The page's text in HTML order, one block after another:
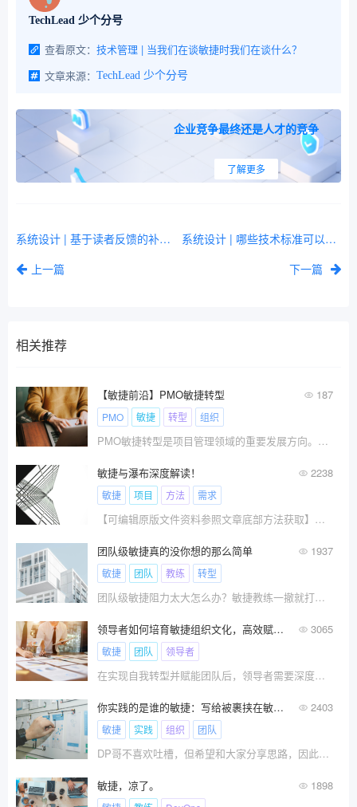
TechLead 少个分号
查看原文： 技术管理 | 当我们在谈敏捷时我们在谈什么？
文章来源： TechLead 少个分号
企业竞争最终还是人才的竞争
了解更多
系统设计 | 基于读者反馈的补充更新 (1)
上一篇
系统设计 | 哪些技术标准可以帮助系统设计？
下一篇
相关推荐
【敏捷前沿】PMO敏捷转型 187
PMO 敏捷 转型 组织
PMO敏捷转型是项目管理领域的重要发展方向。请关注PMO敏捷转型的五大核心要素。
敏捷与瀑布深度解读！ 2238
敏捷 项目 方法 需求
【可编辑原版文件资料参照文章底部方法获取】【关注零竖质量公众号，获更多精品资料下载】所有人都想变得“敏捷”,但
团队级敏捷真的没你想的那么简单 1937
敏捷 团队 教练 转型
团队级敏捷阻力太大怎么办？敏捷教练一撤就打回原形怎么办？
领导者如何培育敏捷组织文化，高效赋能团队 3065
敏捷 团队 领导者
在实现自我转型并赋能团队后，领导者需要深度思考如何培育敏捷组 织文化，推动组织层面的敏捷转型，将敏捷的 DN
你实践的是谁的敏捷：写给被裹挟在敏捷中的小伙伴（上） 2403
敏捷 实践 组织 团队
DP哥不喜欢吐槽，但希望和大家分享思路，因此尝试从动机的角度去分析敏捷实践，希望能帮助小伙伴们厘清问题思路，摆正自己在敏捷实践中的位置，也希望能使小伙伴们感知到“敏捷对自己的好”，提高对敏捷实践的信心。
敏捷，凉了。 1898